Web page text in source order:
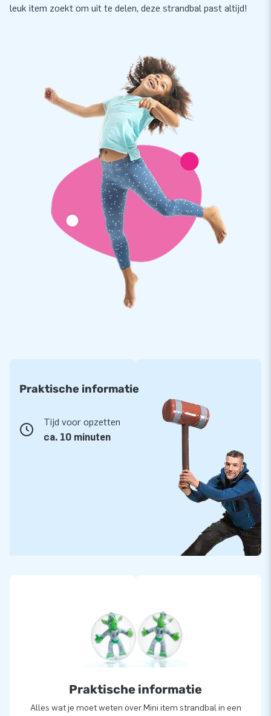
leuk item zoekt om uit te delen, deze strandbal past altijd!
Praktische informatie
Tijd voor opzetten
ca. 10 minuten
Praktische informatie
Alles wat je moet weten over Mini item strandbal in een